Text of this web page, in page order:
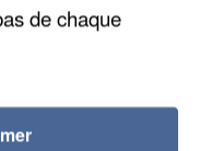
de chaque